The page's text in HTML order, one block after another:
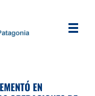
EN